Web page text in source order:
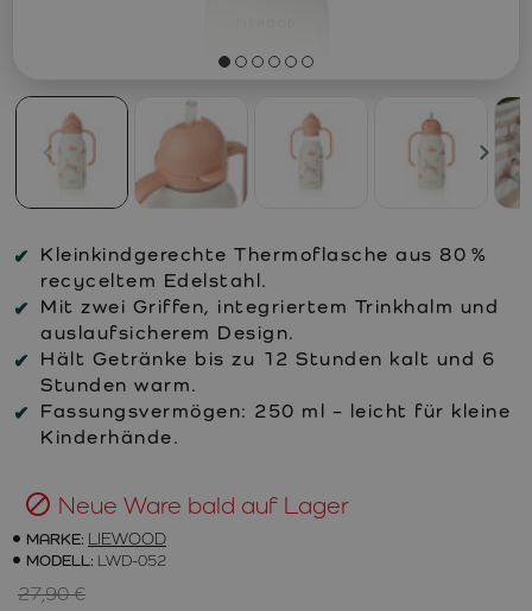
Kleinkindgerechte Thermoflasche aus 80 %
recyceltem Edelstahl.
Mit zwei Griffen, integriertem Trinkhalm und
auslaufsicherem Design.
Hält Getränke bis zu 12 Stunden kalt und 6
Stunden warm.
Fassungsvermögen: 250 ml – leicht für kleine
Kinderhände.
Neue Ware bald auf Lager
MARKE: LIEWOOD
MODELL: LWD-052
27,90 €